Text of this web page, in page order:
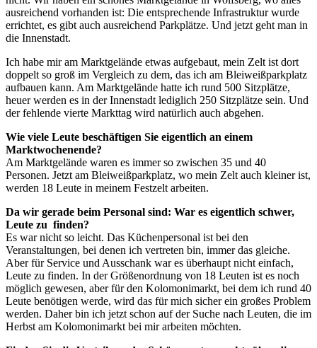
ausreichend vorhanden ist: Die entsprechende Infrastruktur wurde
errichtet, es gibt auch ausreichend Parkplätze. Und jetzt geht man in
die Innenstadt.
Ich habe mir am Marktgelände etwas aufgebaut, mein Zelt ist dort
doppelt so groß im Vergleich zu dem, das ich am Bleiweißparkplatz
aufbauen kann. Am Marktgelände hatte ich rund 500 Sitzplätze,
heuer werden es in der Innenstadt lediglich 250 Sitzplätze sein. Und
der fehlende vierte Markttag wird natürlich auch abgehen.
Wie viele Leute beschäftigen Sie eigentlich an einem
Marktwochenende?
Am Marktgelände waren es immer so zwischen 35 und 40
Personen. Jetzt am Bleiweißparkplatz, wo mein Zelt auch kleiner ist,
werden 18 Leute in meinem Festzelt arbeiten.
Da wir gerade beim Personal sind: War es eigentlich schwer,
Leute zu finden?
Es war nicht so leicht. Das Küchenpersonal ist bei den
Veranstaltungen, bei denen ich vertreten bin, immer das gleiche.
Aber für Service und Ausschank war es überhaupt nicht einfach,
Leute zu finden. In der Größenordnung von 18 Leuten ist es noch
möglich gewesen, aber für den Kolomonimarkt, bei dem ich rund 40
Leute benötigen werde, wird das für mich sicher ein großes Problem
werden. Daher bin ich jetzt schon auf der Suche nach Leuten, die im
Herbst am Kolomonimarkt bei mir arbeiten möchten.